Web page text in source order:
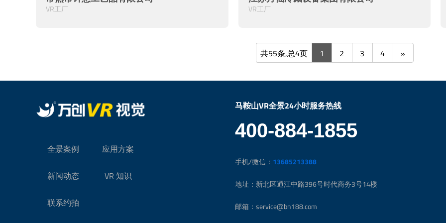
VR工厂 VR工厂
共55条,总4页 1 2 3 4 »
全景案例 应用方案
新闻动态 VR 知识
联系约拍
马鞍山VR全景24小时服务热线
400-884-1855
手机/微信： 13685213388
地址：新北区通江中路396号时代商务3号14楼
邮箱：service@bn188.com